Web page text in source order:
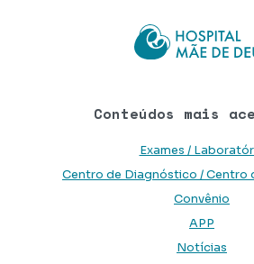
Conteúdos mais
Exames /
Centro de Diagnóstico / Centro
Convênio
APP
Notícias